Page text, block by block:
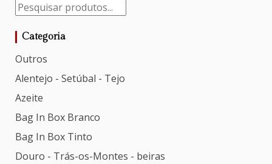
Categoria
Outros
Alentejo - Setúbal - Tejo
Azeite
Bag In Box Branco
Bag In Box Tinto
Douro - Trás-os-Montes - beiras